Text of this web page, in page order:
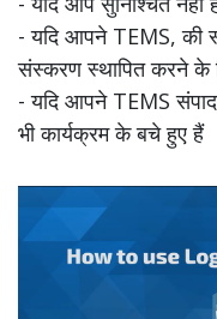
- यदि आपने TEMS, की
संस्करण स्थापित करने के
- यदि आपने TEMS
भी कार्यक्रम के बचे हुए हैं